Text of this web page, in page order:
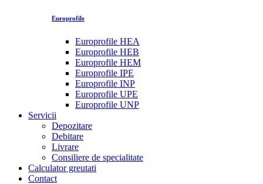
Europrofile
Europrofile HEA
Europrofile HEB
Europrofile HEM
Europrofile IPE
Europrofile INP
Europrofile UPE
Europrofile UNP
Servicii
Depozitare
Debitare
Livrare
Consiliere de specialitate
Calculator greutati
Contact